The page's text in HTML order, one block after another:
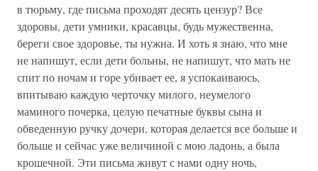
в тюрьму, где письма проходят десять цензур? Все
здоровы, дети умники, красавцы, будь мужественна,
береги свое здоровье, ты нужна. И хоть я знаю, что мне
не напишут, если дети больны, не напишут, что мать не
спит по ночам и горе убивает ее, я успокаиваюсь,
впитываю каждую черточку милого, неумелого
маминого почерка, целую печатные буквы сына и
обведенную ручку дочери, которая делается все больше и
больше и сейчас уже величиной с мою ладонь, а была
крошечной. Эти письма живут с нами одну ночь,